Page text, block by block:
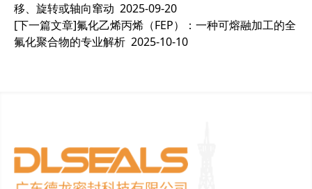
移、旋转或轴向窜动 2025-09-20
[下一篇文章]氟化乙烯丙烯（FEP）：一种可熔融加工的全
氟化聚合物的专业解析 2025-10-10